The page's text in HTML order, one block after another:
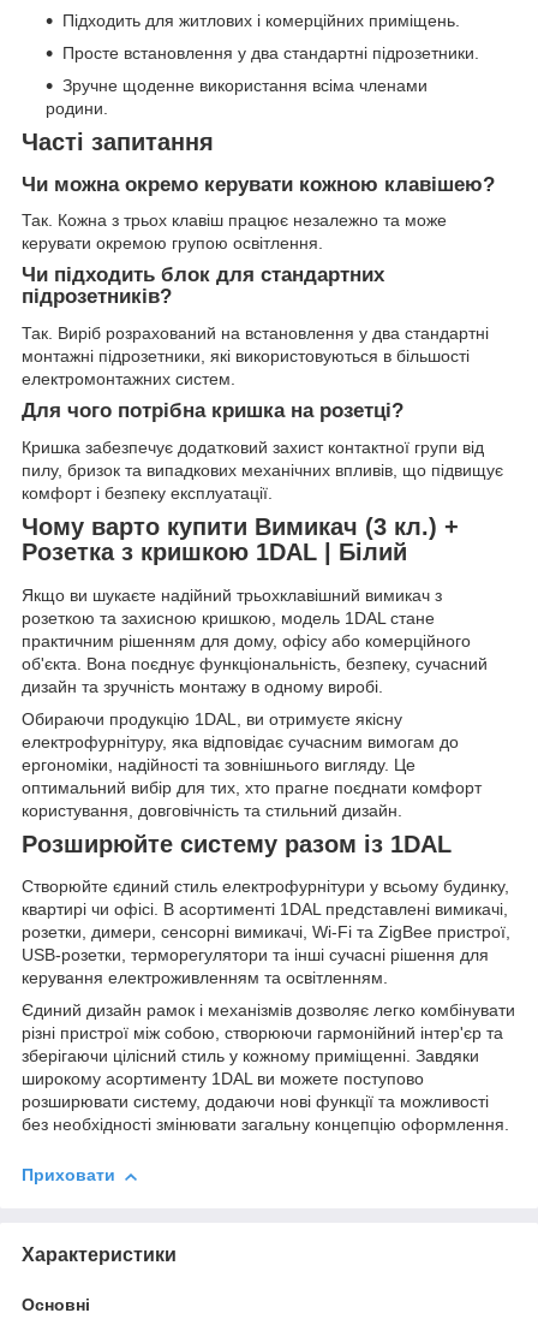
Підходить для житлових і комерційних приміщень.
Просте встановлення у два стандартні підрозетники.
Зручне щоденне використання всіма членами
родини.
Часті запитання
Чи можна окремо керувати кожною клавішею?
Так. Кожна з трьох клавіш працює незалежно та може
керувати окремою групою освітлення.
Чи підходить блок для стандартних
підрозетників?
Так. Виріб розрахований на встановлення у два стандартні
монтажні підрозетники, які використовуються в більшості
електромонтажних систем.
Для чого потрібна кришка на розетці?
Кришка забезпечує додатковий захист контактної групи від
пилу, бризок та випадкових механічних впливів, що підвищує
комфорт і безпеку експлуатації.
Чому варто купити Вимикач (3 кл.) +
Розетка з кришкою 1DAL | Білий
Якщо ви шукаєте надійний трьохклавішний вимикач з
розеткою та захисною кришкою, модель 1DAL стане
практичним рішенням для дому, офісу або комерційного
об'єкта. Вона поєднує функціональність, безпеку, сучасний
дизайн та зручність монтажу в одному виробі.
Обираючи продукцію 1DAL, ви отримуєте якісну
електрофурнітуру, яка відповідає сучасним вимогам до
ергономіки, надійності та зовнішнього вигляду. Це
оптимальний вибір для тих, хто прагне поєднати комфорт
користування, довговічність та стильний дизайн.
Розширюйте систему разом із 1DAL
Створюйте єдиний стиль електрофурнітури у всьому будинку,
квартирі чи офісі. В асортименті 1DAL представлені вимикачі,
розетки, димери, сенсорні вимикачі, Wi-Fi та ZigBee пристрої,
USB-розетки, терморегулятори та інші сучасні рішення для
керування електроживленням та освітленням.
Єдиний дизайн рамок і механізмів дозволяє легко комбінувати
різні пристрої між собою, створюючи гармонійний інтер'єр та
зберігаючи цілісний стиль у кожному приміщенні. Завдяки
широкому асортименту 1DAL ви можете поступово
розширювати систему, додаючи нові функції та можливості
без необхідності змінювати загальну концепцію оформлення.
Приховати
Характеристики
Основні